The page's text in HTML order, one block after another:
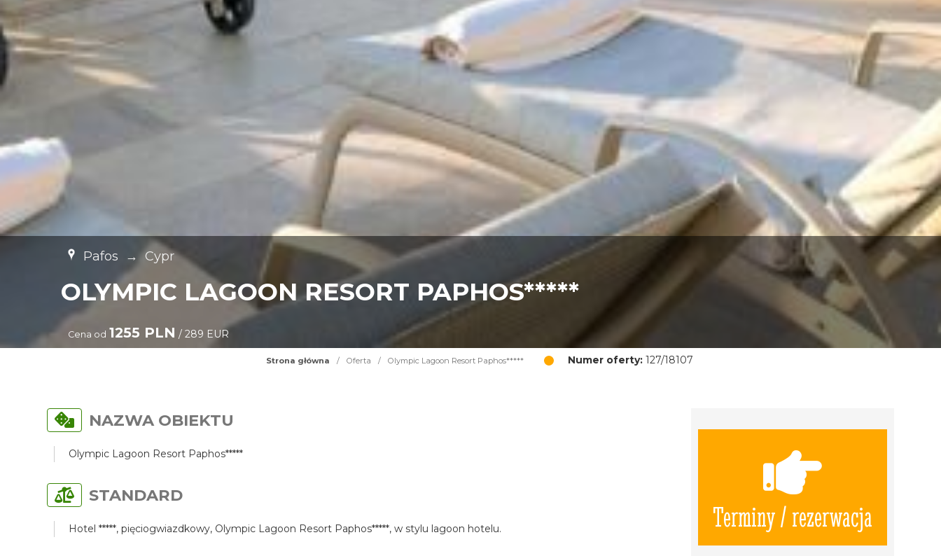
Pafos → Cypr
OLYMPIC LAGOON RESORT PAPHOS*****
Cena od 1255 PLN / 289 EUR
Strona główna / Oferta / Olympic Lagoon Resort Paphos***** Numer oferty:127/18107
Terminy / rezerwacja
NAZWA OBIEKTU
Olympic Lagoon Resort Paphos*****
STANDARD
Hotel *****, pięciogwiazdkowy, Olympic Lagoon Resort Paphos*****, w stylu lagoon hotelu.